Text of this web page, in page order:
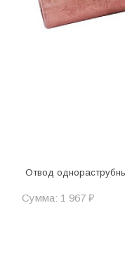
Отвод
Сумма: 1 967 ₽